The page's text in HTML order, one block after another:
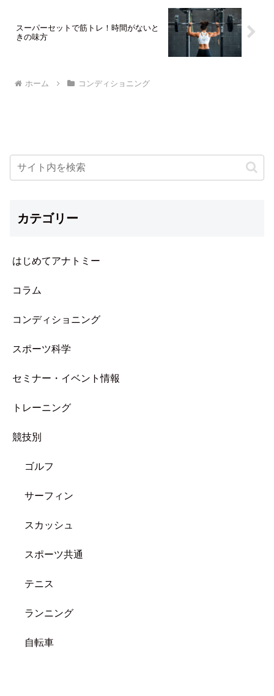
スーパーセットで筋トレ！時間がないと
きの味方
ホーム コンディショニング
カテゴリー
はじめてアナトミー
コラム
コンディショニング
スポーツ科学
セミナー・イベント情報
トレーニング
競技別
ゴルフ
サーフィン
スカッシュ
スポーツ共通
テニス
ランニング
自転車